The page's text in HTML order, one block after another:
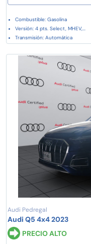
Combustible: Gasolina
Versión: 4 pts. Select, MHEV,...
Transmisión: Automática
Audi Pedregal
Audi Q5 4x4 2023
PRECIO ALTO